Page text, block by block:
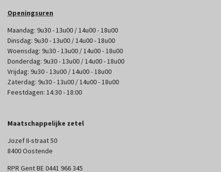
Openingsuren
Maandag: 9u30 - 13u00 / 14u00 - 18u00
Dinsdag: 9u30 - 13u00 / 14u00 - 18u00
Woensdag: 9u30 - 13u00 / 14u00 - 18u00
Donderdag: 9u30 - 13u00 / 14u00 - 18u00
Vrijdag: 9u30 - 13u00 / 14u00 - 18u00
Zaterdag: 9u30 - 13u00 / 14u00 - 18u00
Feestdagen: 14:30 - 18:00
Maatschappelijke zetel
Jozef II-straat 50
8400 Oostende
RPR Gent BE 0441 966 345